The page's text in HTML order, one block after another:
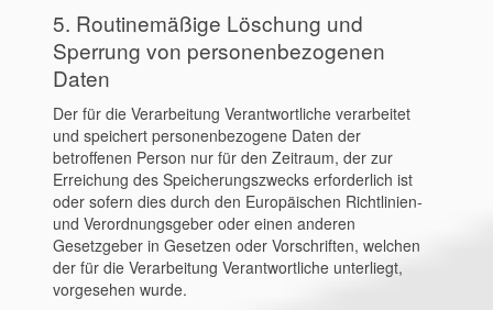
5. Routinemäßige Löschung und
Sperrung von personenbezogenen
Daten
Der für die Verarbeitung Verantwortliche verarbeitet
und speichert personenbezogene Daten der
betroffenen Person nur für den Zeitraum, der zur
Erreichung des Speicherungszwecks erforderlich ist
oder sofern dies durch den Europäischen Richtlinien-
und Verordnungsgeber oder einen anderen
Gesetzgeber in Gesetzen oder Vorschriften, welchen
der für die Verarbeitung Verantwortliche unterliegt,
vorgesehen wurde.